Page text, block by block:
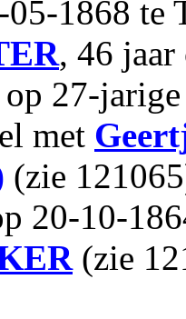
1868 te
, 46
op 27-
met
(zie
20-10-
(zie